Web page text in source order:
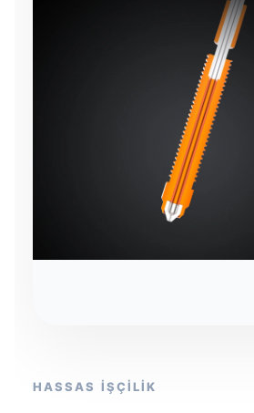
HASSAS İŞÇİLİK